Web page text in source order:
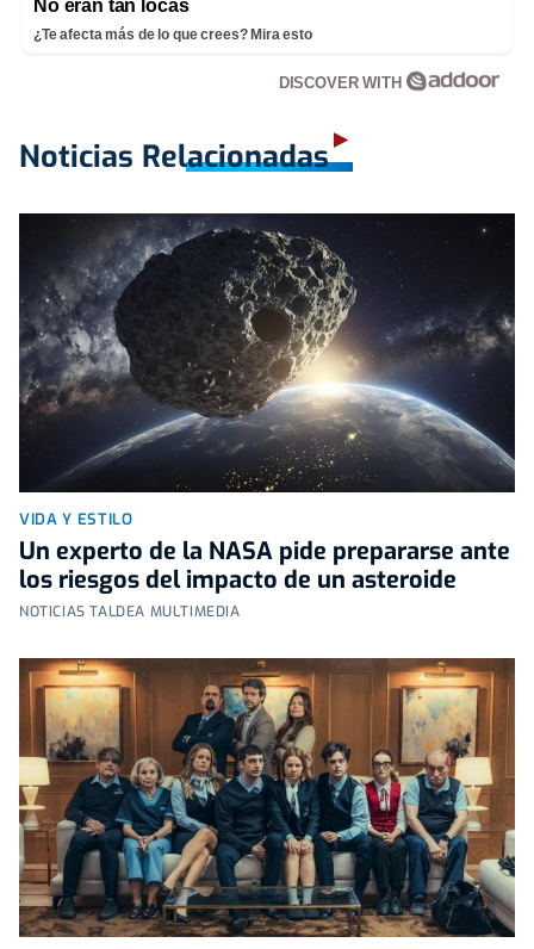
No eran tan locas
¿Te afecta más de lo que crees? Mira esto
DISCOVER WITH
Noticias Relacionadas
VIDA Y ESTILO
Un experto de la NASA pide prepararse ante
los riesgos del impacto de un asteroide
NOTICIAS TALDEA MULTIMEDIA